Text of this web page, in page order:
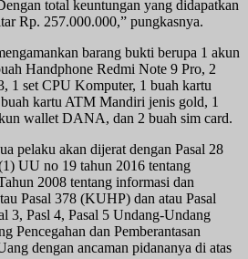
total keuntungan yang didapatkan
Rp. 257.000.000,” pungkasnya.
barang bukti berupa 1 akun
Handphone Redmi Note 9 Pro, 2
1 set CPU Komputer, 1 buah kartu
kartu ATM Mandiri jenis gold, 1
wallet DANA, dan 2 buah sim card.
pelaku akan dijerat dengan Pasal 28
UU no 19 tahun 2016 tentang
2008 tentang informasi dan
Pasal 378 (KUHP) dan atau Pasal
3, Pasl 4, Pasal 5 Undang-Undang
Pencegahan dan Pemberantasan
dengan ancaman pidananya di atas